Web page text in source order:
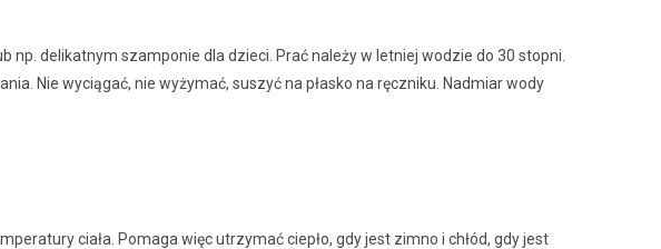
np. delikatnym szamponie dla dzieci. Prać należy w letniej wodzie do 30 stopni.
Nie wyciągać, nie wyżymać, suszyć na płasko na ręczniku. Nadmiar wody
ciała. Pomaga więc utrzymać ciepło, gdy jest zimno i chłód, gdy jest